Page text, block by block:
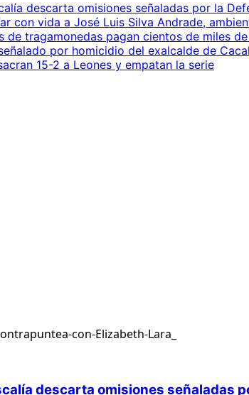
descarta omisiones señaladas por la
con vida a José Luis Silva Andrade,
de tragamonedas pagan cientos de miles
por homicidio del exalcalde de
15-2 a Leones y empatan la serie
descarta omisiones señaladas